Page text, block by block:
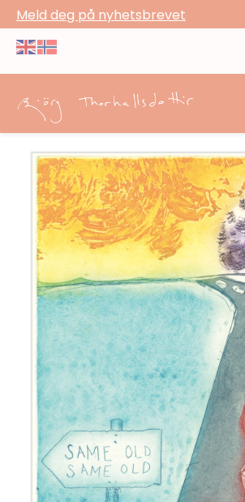
Meld deg på nyhetsbrevet